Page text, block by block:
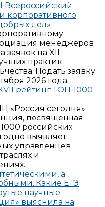
Всероссийский
корпоративного
дел»
менеджеров
заявок на XII
практик
Подать заявку
2026 года.
рейтинг ТОП-1000
«Россия сегодня»
посвященная
российских
выявляет
управленцев
и
а
Какие ЕГЭ
научные
выяснила на